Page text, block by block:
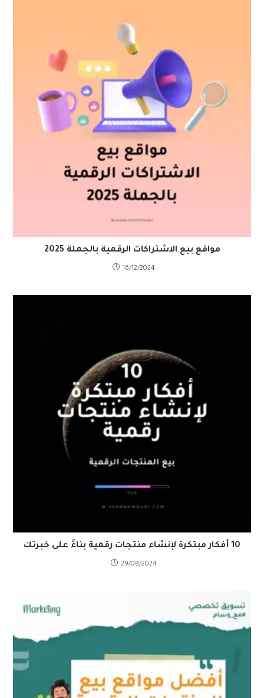
مواقع بيع الاشتراكات الرقمية بالجملة 2025
16/12/2024
10 أفكار مبتكرة لإنشاء منتجات رقمية بناءً على خبرتك
29/08/2024